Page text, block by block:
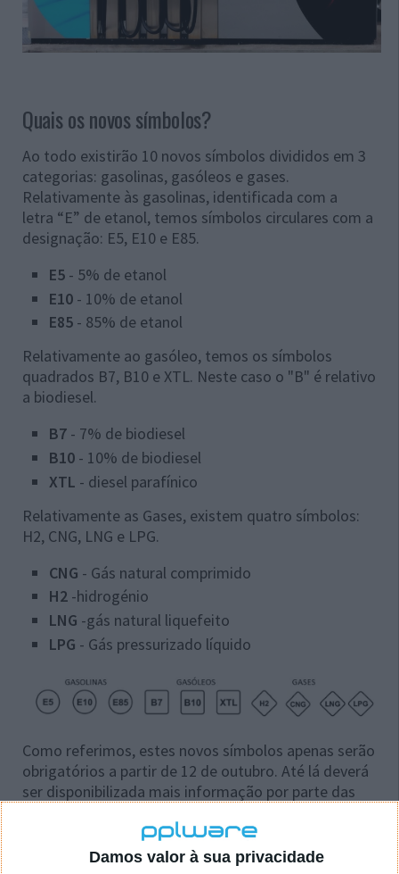
Damos valor à sua privacidade
Quais os novos símbolos?
Ao todo existirão 10 novos símbolos divididos em 3
categorias: gasolinas, gasóleos e gases.
Relativamente às gasolinas, identificada com a
letra “E” de etanol, temos símbolos circulares com a
designação: E5, E10 e E85.
E5 - 5% de etanol
E10 - 10% de etanol
E85 - 85% de etanol
Relativamente ao gasóleo, temos os símbolos
quadrados B7, B10 e XTL. Neste caso o "B" é relativo
a biodiesel.
B7 - 7% de biodiesel
B10 - 10% de biodiesel
XTL - diesel parafínico
Relativamente as Gases, existem quatro símbolos:
H2, CNG, LNG e LPG.
CNG - Gás natural comprimido
H2 -hidrogénio
LNG -gás natural liquefeito
LPG - Gás pressurizado líquido
Como referimos, estes novos símbolos apenas serão
obrigatórios a partir de 12 de outubro. Até lá deverá
ser disponibilizada mais informação por parte das